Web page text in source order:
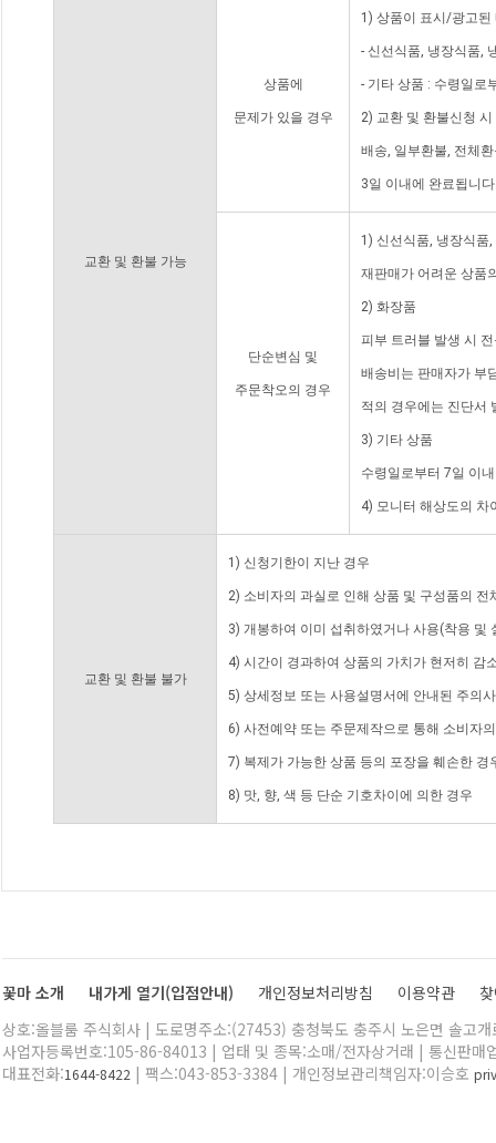
교환 및 환불 가능
상품에
문제가 있을 경우
1) 상품이 표시/광고된
- 신선식품, 냉장식품,
- 기타 상품 : 수령일로
2) 교환 및 환불신청
배송, 일부환불, 전체
3일 이내에 완료됩니
단순변심 및
주문착오의 경우
1) 신선식품, 냉장식품
재판매가 어려운 상품
2) 화장품
피부 트러블 발생 시
배송비는 판매자가 부
적의 경우에는 진단서
3) 기타 상품
수령일로부터 7일 이
4) 모니터 해상도의 차
교환 및 환불 불가
1) 신청기한이 지난 경우
2) 소비자의 과실로 인해 상품 및 구성품의
3) 개봉하여 이미 섭취하였거나 사용(착용 및
4) 시간이 경과하여 상품의 가치가 현저히 감
5) 상세정보 또는 사용설명서에 안내된 주의
6) 사전예약 또는 주문제작으로 통해 소비자
7) 복제가 가능한 상품 등의 포장을 훼손한 경
8) 맛, 향, 색 등 단순 기호차이에 의한 경우
꽃마 소개 내가게 열기(입점안내) 개인정보처리방침 이용약관
상호:올블룸 주식회사 | 도로명주소:(27453) 충청북도 충주시 노은면 솔고
사업자등록번호:105-86-84013 | 업태 및 종목:소매/전자상거래 | 통신판매
대표전화:1644-8422 | 팩스:043-853-3384 | 개인정보관리책임자:이승호